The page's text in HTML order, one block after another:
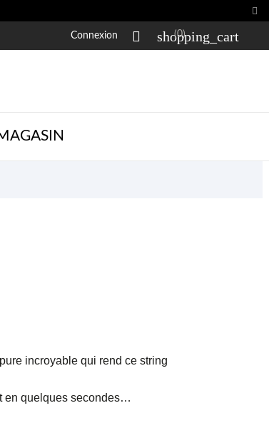

Connexion  shopping_cart
(0)
incroyable qui rend ce string
en quelques secondes…